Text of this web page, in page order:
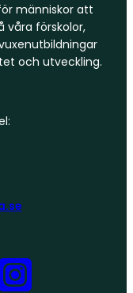
människor att
våra förskolor,
och utveckling.